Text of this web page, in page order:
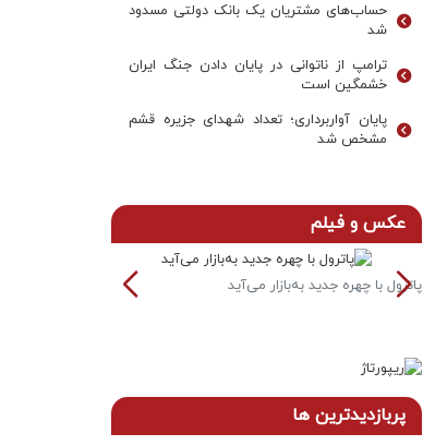
حساب‌های مشتریان یک بانک‌ دولتی مسدود
شد
ترامپ از ناتوانی در پایان دادن جنگ ایران
خشمگین است
پایان آواربرداری؛ تعداد شهدای جزیره قشم
مشخص شد
عکس و فیلم
پاترول با چهره جدید به‌بازار می‌آید
پربازدیدترین ها